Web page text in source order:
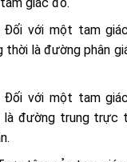
Đối với một tam
thời là đường phân
Đối với một tam
là đường trung trực